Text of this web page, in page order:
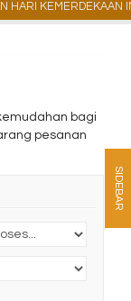
HARI KEMERDEKAAN
bagi
pesanan
SIDEBAR